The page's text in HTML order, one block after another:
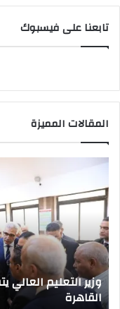
تابعنا على فيسبوك
المقالات المميزة
وزير
العالي
يتفقد
مكتب
التنسيق
الرئيسي
بجامعة
القاهرة
وزير التعليم
القاهرة